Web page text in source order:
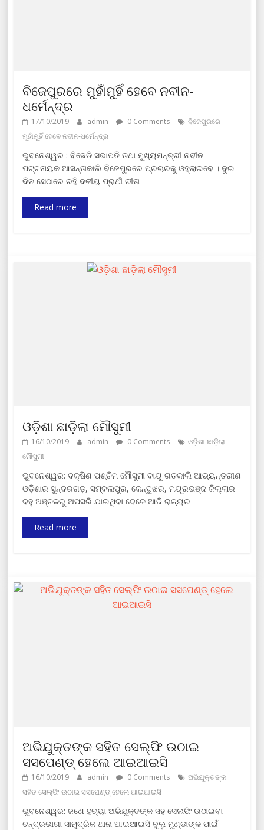
ବିଜେପୁରରେ ମୁହାଁମୁହିଁ ହେବେ ନବୀନ-
ଧର୍ମେନ୍ଦ୍ର
17/10/2019 admin 0 Comments
ବିଜେପୁରରେ
ମୁହାଁମୁହିଁ ହେବେ ନବୀନ-ଧର୍ମେନ୍ଦ୍ର
ଭୁବନେଶ୍ୱର : ବିଜେଡି ସଭାପତି ତଥା ମୁଖ୍ୟମନ୍ତ୍ରୀ ନବୀନ
ପଟ୍ଟନାୟକ ଆସନ୍ତାକାଲି ବିଜେପୁରରେ ପ୍ରଚାରକୁ ଓହ୍ଲାଇବେ । ଦୁଇ
ଦିନ ସେଠାରେ ରହି ଦଳୀୟ ପ୍ରାର୍ଥୀ ରୀତା
Read more
ଓଡ଼ିଶା ଛାଡ଼ିଲା ମୌସୁମୀ
16/10/2019 admin 0 Comments
ଓଡ଼ିଶା ଛାଡ଼ିଲା
ମୌସୁମୀ
ଭୁବନେଶ୍ୱର: ଦକ୍ଷିଣ ପଶ୍ଚିମ ମୌସୁମୀ ବାୟୁ ଗତକାଲି ଆଭ୍ୟନ୍ତରୀଣ
ଓଡ଼ିଶାର ସୁନ୍ଦରଗଡ଼, ସମ୍ବଲପୁର, କେନ୍ଦୁଝର, ମୟୂରଭଞ୍ଜ ଜିଲ୍ଲାର
ବହୁ ଅଞ୍ଚଳରୁ ଅପସରି ଯାଇଥିବା ବେଳେ ଆଜି ରାଜ୍ୟର
Read more
ଅଭିଯୁକ୍ତଙ୍କ ସହିତ ସେଲ୍‌ଫି ଉଠାଇ
ସସପେଣ୍ଡ୍ ହେଲେ ଆଇଆଇସି
16/10/2019 admin 0 Comments
ଅଭିଯୁକ୍ତଙ୍କ
ସହିତ ସେଲ୍‌ଫି ଉଠାଇ ସସପେଣ୍ଡ୍ ହେଲେ ଆଇଆଇସି
ଭୁବନେଶ୍ୱର: ଜଣେ ହତ୍ୟା ଅଭିଯୁକ୍ତଙ୍କ ସହ ସେଲଫି ଉଠାଇବା
ଚନ୍ଦ୍ରଭାଗା ସାମୁଦ୍ରିକ ଥାନା ଆଇଆଇସି ବୁଲୁ ମୁଣ୍ଡାଙ୍କ ପାଇଁ